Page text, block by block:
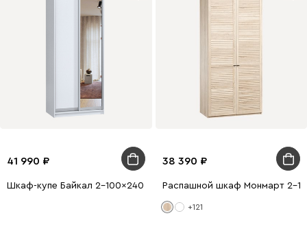
41 990
Шкаф-купе Байкал 2-100x240 Белый с зеркалом
38 390
Распашной шкаф Монмарт 2-
+121